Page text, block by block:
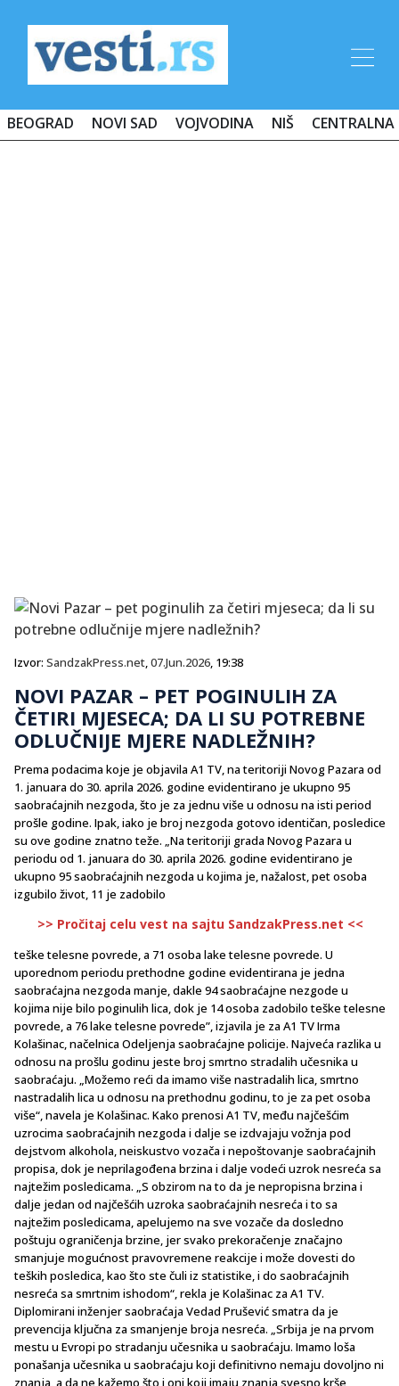
BEOGRAD NOVI SAD VOJVODINA NIŠ CENTRALNA
Izvor: SandzakPress.net,07.Jun.2026, 19:38
NOVI PAZAR – PET POGINULIH ZA
ČETIRI MJESECA; DA LI SU POTREBNE
ODLUČNIJE MJERE NADLEŽNIH?
Prema podacima koje je objavila A1 TV, na teritoriji Novog Pazara od
1. januara do 30. aprila 2026. godine evidentirano je ukupno 95
saobraćajnih nezgoda, što je za jednu više u odnosu na isti period
prošle godine. Ipak, iako je broj nezgoda gotovo identičan, posledice
su ove godine znatno teže. „Na teritoriji grada Novog Pazara u
periodu od 1. januara do 30. aprila 2026. godine evidentirano je
ukupno 95 saobraćajnih nezgoda u kojima je, nažalost, pet osoba
izgubilo život, 11 je zadobilo
>> Pročitaj celu vest na sajtu SandzakPress.net <<
teške telesne povrede, a 71 osoba lake telesne povrede. U
uporednom periodu prethodne godine evidentirana je jedna
saobraćajna nezgoda manje, dakle 94 saobraćajne nezgode u
kojima nije bilo poginulih lica, dok je 14 osoba zadobilo teške telesne
povrede, a 76 lake telesne povrede”, izjavila je za A1 TV Irma
Kolašinac, načelnica Odeljenja saobraćajne policije. Najveća razlika u
odnosu na prošlu godinu jeste broj smrtno stradalih učesnika u
saobraćaju. „Možemo reći da imamo više nastradalih lica, smrtno
nastradalih lica u odnosu na prethodnu godinu, to je za pet osoba
više“, navela je Kolašinac. Kako prenosi A1 TV, među najčešćim
uzrocima saobraćajnih nezgoda i dalje se izdvajaju vožnja pod
dejstvom alkohola, neiskustvo vozača i nepoštovanje saobraćajnih
propisa, dok je neprilagođena brzina i dalje vodeći uzrok nesreća sa
najtežim posledicama. „S obzirom na to da je nepropisna brzina i
dalje jedan od najčešćih uzroka saobraćajnih nesreća i to sa
najtežim posledicama, apelujemo na sve vozače da dosledno
poštuju ograničenja brzine, jer svako prekoračenje značajno
smanjuje mogućnost pravovremene reakcije i može dovesti do
teških posledica, kao što ste čuli iz statistike, i do saobraćajnih
nesreća sa smrtnim ishodom“, rekla je Kolašinac za A1 TV.
Diplomirani inženjer saobraćaja Vedad Prušević smatra da je
prevencija ključna za smanjenje broja nesreća. „Srbija je na prvom
mestu u Evropi po stradanju učesnika u saobraćaju. Imamo loša
ponašanja učesnika u saobraćaju koji definitivno nemaju dovoljno ni
znanja, a da ne kažemo što i oni koji imaju znanja svesno krše